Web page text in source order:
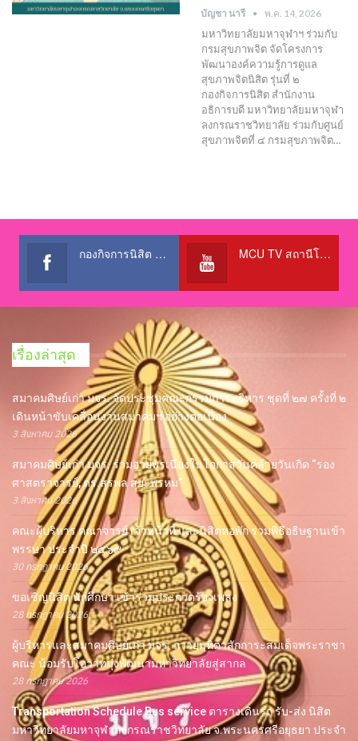
บัญชา นารี พ.ค. 14, 2026
มหาวิทยาลัยมหาจุฬาฯ ร่วมกับ
กรมสุขภาพจิต จัดโครงการ
พัฒนาองค์ความรู้การดูแล
สุขภาพจิตนิสิต รุ่นที่ ๒
กองกิจการนิสิต สำนักงาน
อธิการบดี มหาวิทยาลัยมหาจุฬา
ลงกรณราชวิทยาลัย ร่วมกับศูนย์
สุขภาพจิตที่ ๔ กรมสุขภาพจิต…
กองกิจการนิสิต สำนักงานอธิการบดี MCU TV สถานีโทรทัศน์เพื่อการศึกษา @OfficialTBCChannel
เรื่องล่าสุด
สมาคมศิษย์เก่า มจร. จัดประชุมคณะกรรมการบริหาร ชุดที่ ๒๗ ครั้งที่ ๒
เดินหน้าขับเคลื่อนงานสมาคมฯ อย่างต่อเนื่อง
3 สิงหาคม 2026
สมาคมศิษย์เก่า มจร. ร่วมอวยพรเนื่องในโอกาสวันคล้ายวันเกิด “รอง
ศาสตราจารย์, ดร.สุรพล สุยะพรหม”
3 สิงหาคม 2026
คณะผู้บริหาร คณาจารย์ เจ้าหน้าที่ และนิสิตหอพัก ร่วมพิธีอธิษฐานเข้า
พรรษา ประจำปี ๒๕๖๙
30 กรกฎาคม 2026
ขอเชิญนิสิต นักศึกษา เข้าร่วมประกวดร้องเพลง
28 กรกฎาคม 2026
ผู้บริหารและสมาคมศิษย์เก่า มจร. ถวายมุทิตาสักการะสมเด็จพระราชา
คณะ น้อมรับโอวาทมุ่งพัฒนามหาวิทยาลัยสู่สากล
28 กรกฎาคม 2026
Transportation Schedule Bus service ตารางเดินรถ รับ-ส่ง นิสิต
มหาวิทยาลัยมหาจุฬาลงกรณราชวิทยาลัย จ.พระนครศรีอยุธยา ประจำ